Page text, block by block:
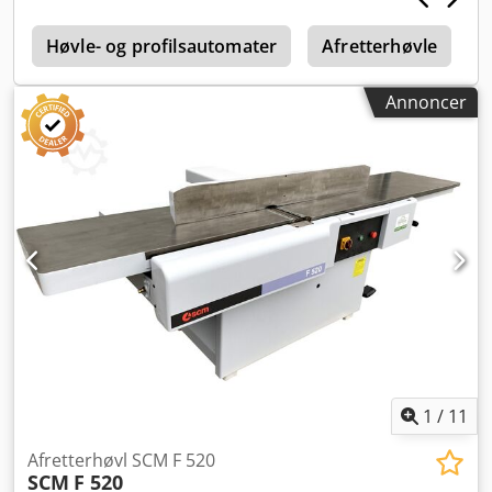
Høvle- og profilsautomater Afretterhøvle
Annoncer
1 / 11
Afretterhøvl SCM F 520
SCM F 520